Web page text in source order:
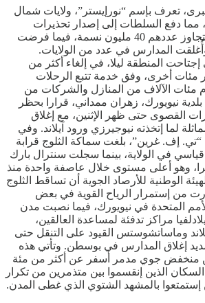
تعرف بإسم “نورإيستر”، ولايات شمال
مما دفع السلطات إلى إصدار تحذيرات
واسعة للسكان الذين يتجاوز عددهم 40 مليون نسمة، فيما فرضت
المدارس في عدد من الولايات.
المنطقة ليلا، في إلغاء أكثر من
مئات أخرى، وفق خدمة تتبع الرحلات
مئات الآلاف من المنازل والشركات من
نيويورك، زهران ممداني، قرارا بحظر
القصوى حتى ظهر الإثنين، مع إغلاق
لما إتخذته نيوجيرزي ورود آيلاند. وفي
“تي. إف. غرين”، بلغت سماكة الثلوج قرابة
قياسي في الولاية، بينما سجلت سنترال بارك
50 سنتيمترا، وهو أعلى مستوى خلال عاصفة واحدة منذ
الوطنية للأرصاد الجوية أن تساقط الثلوج
من إستمرار الرياح القوية في بعض
المتحدة في نيويورك، فيما نصبت مدن
مراكز تدفئة لمساعدة العالقين،
وماساتشوستس القيود على التنقل حتى
تمديد إغلاق المدارس في بوسطن. وتأتي هذه
من منخفض جوي مدمر أسفر عن أكثر من مئة
الذين إنقسموا بين متذمرين من تكرار
إستمتعوا بالمشهد الشتوي الذي غطى المدن.